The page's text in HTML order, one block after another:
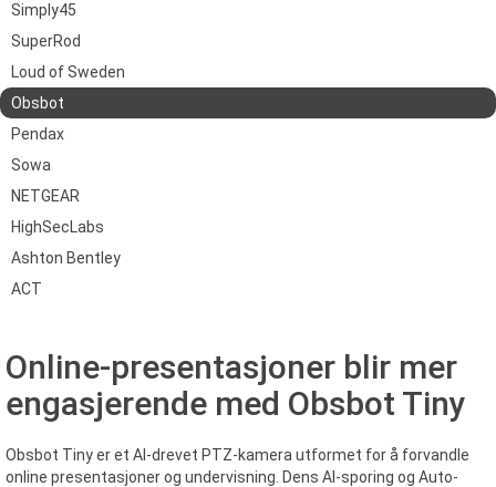
Simply45
SuperRod
Loud of Sweden
Obsbot
Pendax
Sowa
NETGEAR
HighSecLabs
Ashton Bentley
ACT
Online-presentasjoner blir mer
engasjerende med Obsbot Tiny
Obsbot Tiny er et AI-drevet PTZ-kamera utformet for å forvandle
online presentasjoner og undervisning. Dens AI-sporing og Auto-